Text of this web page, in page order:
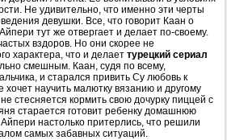
Не удивительно, что именно эти черты
девушки. Все, что говорит Каан о
тут же отвергает и делает по-своему.
вздоров. Но они скорее не
характера, что и делает турецкий сериал
смешным. Каан, судя по всему,
и старался привить Су любовь к
научить малютку вязанию и другому
стесняется кормить свою дочурку пиццей с
старается готовит ребенку домашнюю
настолько притерлись, что решили
самых забавных ситуаций.